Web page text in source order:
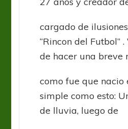
cargado de
“Rincon del Futbol”
de hacer una breve
como fue que nacio
simple como esto:
de lluvia, luego de